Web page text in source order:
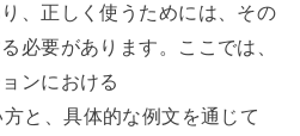
、正しく使うためには、その
必要があります。ここでは、
ンにおける
と、具体的な例文を通じて